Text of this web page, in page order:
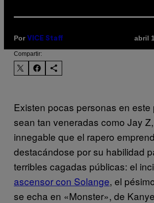
Por VICE Staff abril
Compartir:
Existen pocas personas en este
sean tan veneradas como Jay
innegable que el rapero
destacándose por su habilidad
terribles cagadas públicas: el
ascensor con Solange, el
se echa en «Monster», de